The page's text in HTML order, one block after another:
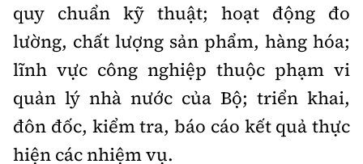
quy chuẩn kỹ thuật; hoạt động đo
lường, chất lượng sản phẩm, hàng hóa;
lĩnh vực công nghiệp thuộc phạm vi
quản lý nhà nước của Bộ; triển khai,
đôn đốc, kiểm tra, báo cáo kết quả thực
hiện các nhiệm vụ.